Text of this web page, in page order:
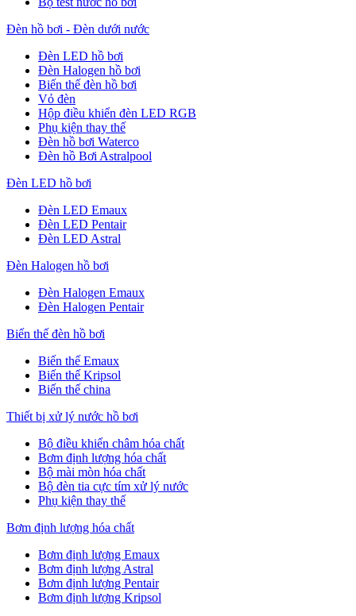
Đèn hồ bơi - Đèn dưới nước
Đèn LED hồ bơi
Đèn Halogen hồ bơi
Biến thế đèn hồ bơi
Vỏ đèn
Hộp điều khiển đèn LED RGB
Phụ kiện thay thế
Đèn hồ bơi Waterco
Đèn hồ Bơi Astralpool
Đèn LED hồ bơi
Đèn LED Emaux
Đèn LED Pentair
Đèn LED Astral
Đèn Halogen hồ bơi
Đèn Halogen Emaux
Đèn Halogen Pentair
Biến thế đèn hồ bơi
Biến thế Emaux
Biến thế Kripsol
Biến thế china
Thiết bị xử lý nước hồ bơi
Bộ điều khiển châm hóa chất
Bơm định lượng hóa chất
Bộ mài mòn hóa chất
Bộ đèn tia cực tím xử lý nước
Phụ kiện thay thế
Bơm định lượng hóa chất
Bơm định lượng Emaux
Bơm định lượng Astral
Bơm định lượng Pentair
Bơm định lượng Kripsol